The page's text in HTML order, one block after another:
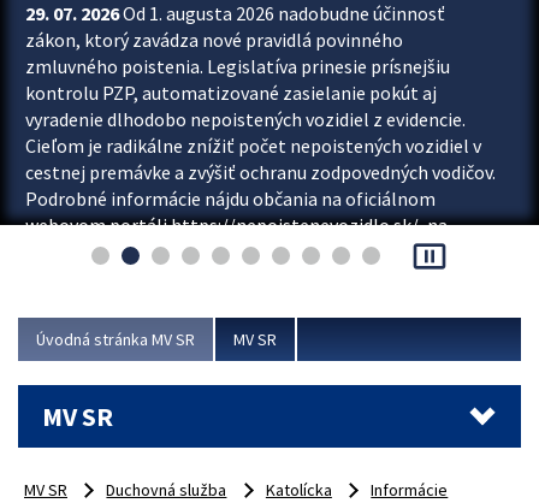
29. 07. 2026Od 1. augusta 2026 nadobudne účinnosť
zákon, ktorý zavádza nové pravidlá povinného
zmluvného poistenia. Legislatíva prinesie prísnejšiu
kontrolu PZP, automatizované zasielanie pokút aj
vyradenie dlhodobo nepoistených vozidiel z evidencie.
Cieľom je radikálne znížiť počet nepoistených vozidiel v
cestnej premávke a zvýšiť ochranu zodpovedných vodičov.
Podrobné informácie nájdu občania na oficiálnom
webovom portáli https://nepoistenevozidlo.sk/, na
ktorom od augusta pribudne aj možnosť overiť si...
pause_presentation
Úvodná stránka MV SR MV SR
MV SR
MV SR Duchovná služba Katolícka Informácie